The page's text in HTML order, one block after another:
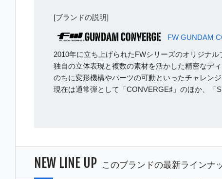
[ブランドの説明]
FW GUNDAM
2010年に立ち上げられたFWシリーズのオリジナル
独自の立体表現と複数の素材を活かした精密なデ
のちに変形機構やパーツの可動といったチャレンジ
現在は通常弾として「CONVERGE♯」のほか、「
NEW LINE UP このブランドの最新ラインナ